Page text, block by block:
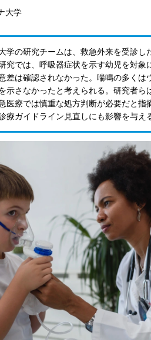
大学
学の研究チームは、救急外来を受診
究では、呼吸器症状を示す幼児を対
差は確認されなかった。喘鳴の多く
示さなかったと考えられる。研究者
医療では慎重な処方判断が必要だと
療ガイドライン見直しにも影響を与え